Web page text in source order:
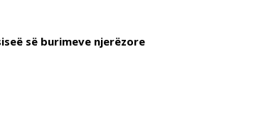
së burimeve njerëzore